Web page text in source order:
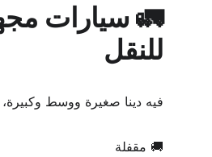
🚛 سيارات
للنقل
فيه دينا صغيرة ووسط وكبيرة،
🚚 مقفلة